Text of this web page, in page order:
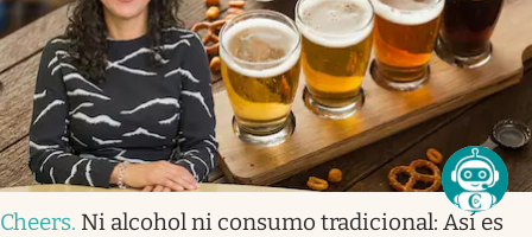
Cheers. Ni alcohol ni consumo tradicional: Así es